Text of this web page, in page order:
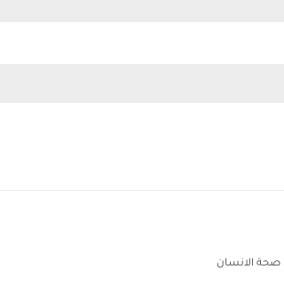
صحة الانسان